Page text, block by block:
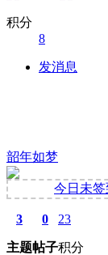
积分
8
发消息
韶年如梦
今日未签
3
主题
0
帖子
23
积分